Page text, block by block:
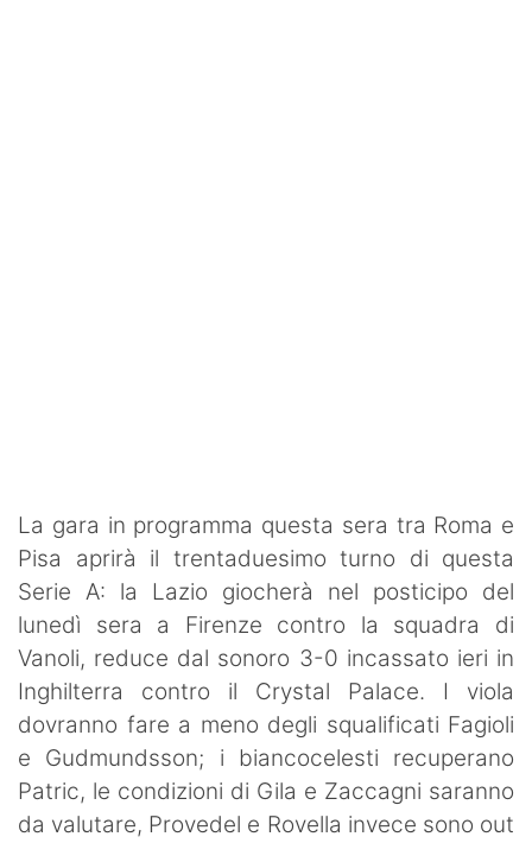
La gara in programma questa sera tra Roma e
Pisa aprirà il trentaduesimo turno di questa
Serie A: la Lazio giocherà nel posticipo del
lunedì sera a Firenze contro la squadra di
Vanoli, reduce dal sonoro 3-0 incassato ieri in
Inghilterra contro il Crystal Palace. I viola
dovranno fare a meno degli squalificati Fagioli
e Gudmundsson; i biancocelesti recuperano
Patric, le condizioni di Gila e Zaccagni saranno
da valutare, Provedel e Rovella invece sono out